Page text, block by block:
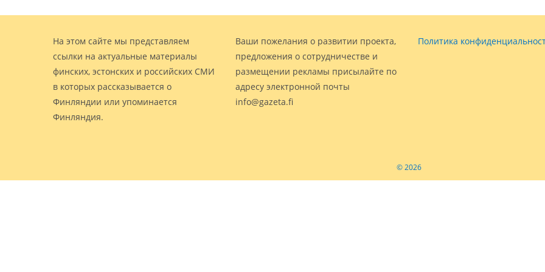
На этом сайте мы представляем
ссылки на актуальные материалы
финских, эстонских и российских СМИ
в которых рассказывается о
Финляндии или упоминается
Финляндия.
Ваши пожелания о развитии проекта,
предложения о сотрудничестве и
размещении рекламы присылайте по
адресу электронной почты
info@gazeta.fi
Политика
© 2026